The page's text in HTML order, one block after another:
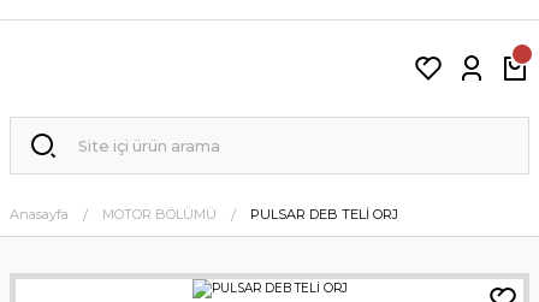
Anasayfa MOTOR BÖLÜMÜ PULSAR DEB TELİ ORJ